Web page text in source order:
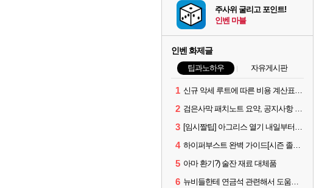
주사위 굴리고 포인트!
인벤 마블
인벤 화제글
팁과노하우 자유게시판
1 신규 악세 루트에 따른 비용 계산표 #에크레타#아페론#카라자드#데보레카
2 검은사막 패치노트 요약, 공지사항 검색, AI 사서 사이트 공유 (칼페온 도서관)
3 [임시짤팁] 아그리스 열기 내일부터 꺼봅시다.
4 하이퍼부스트 완벽 가이드[시즌 졸업 부터 공방합 750까지] _ 21시간 26분 컷 성장 꿀팁 총 정리
5 아마 환기?) 술잔 재료 대체품
6 뉴비들한테 연금석 관련해서 도움이 될까해서..(벨의심장 등)